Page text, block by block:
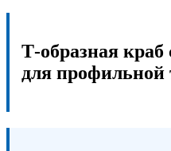
Т-образная краб
для профильной